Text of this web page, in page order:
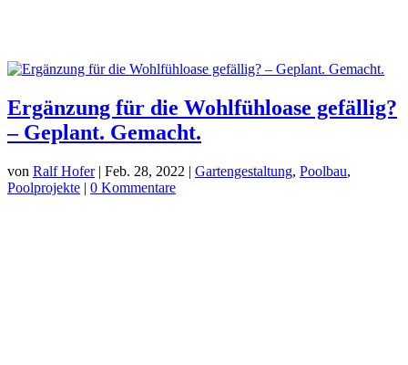
Ergänzung für die Wohlfühloase gefällig?
– Geplant. Gemacht.
von Ralf Hofer| Feb. 28, 2022 | Gartengestaltung, Poolbau,
Poolprojekte | 0 Kommentare